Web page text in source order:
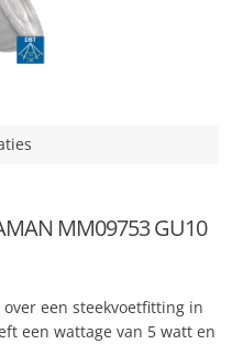
MM09753 GU10
over een steekvoetfitting in
een wattage van 5 watt en